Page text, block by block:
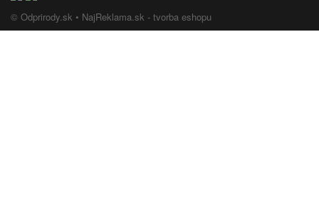
© Odprirody.sk • NajReklama.sk - tvorba eshopu